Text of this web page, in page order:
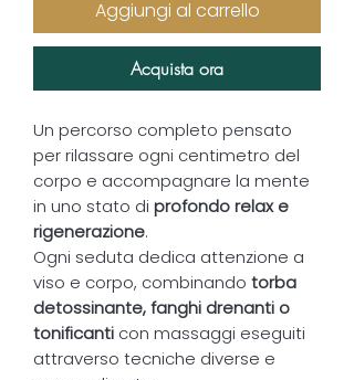
Aggiungi al carrello
Acquista ora
Un percorso completo pensato
per rilassare ogni centimetro del
corpo e accompagnare la mente
in uno stato di profondo relax e
rigenerazione.
Ogni seduta dedica attenzione a
viso e corpo, combinando torba
detossinante, fanghi drenanti o
tonificanti con massaggi eseguiti
attraverso tecniche diverse e